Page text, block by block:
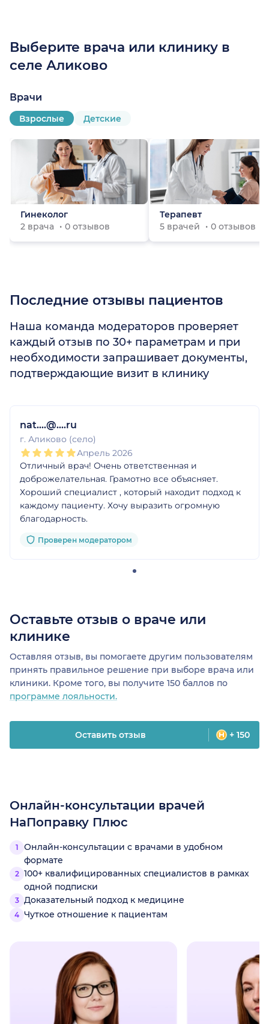
Выберите врача или клинику в
селе Аликово
Врачи
Взрослые Детские
Гинеколог
2 врача
0 отзывов
Терапевт
5 врачей
0 отзывов
Последние отзывы пациентов
Наша команда модераторов проверяет
каждый отзыв по 30+ параметрам и при
необходимости запрашивает документы,
подтверждающие визит в клинику
nat....@....ru
г. Аликово (село)
Апрель 2026
Отличный врач! Очень ответственная и
доброжелательная. Грамотно все объясняет.
Хороший специалист , который находит подход к
каждому пациенту. Хочу выразить огромную
благодарность.
Проверен модератором
Оставьте отзыв о враче или
клинике
Оставляя отзыв, вы помогаете другим пользователям
принять правильное решение при выборе врача или
клиники. Кроме того, вы получите 150 баллов по
программе лояльности.
Оставить отзыв + 150
Онлайн-консультации врачей
НаПоправку Плюс
Онлайн-консультации с врачами в удобном
формате
100+ квалифицированных специалистов в рамках
одной подписки
Доказательный подход к медицине
Чуткое отношение к пациентам